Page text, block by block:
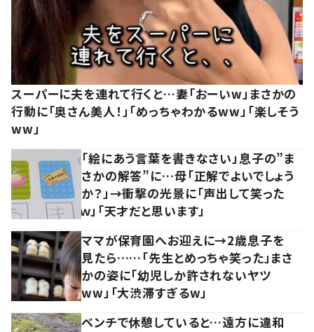
スーパーに夫を連れて行くと…妻「おーいw」まさかの
行動に「奥さん美人！」「めっちゃわかるww」「楽しそう
ww」
「絵にあう言葉を書きなさい」息子の”ま
さかの解答”に…母「正解でよいでしょう
か？」→衝撃の光景に「声出して笑った
ｗ」「天才だと思います」
ママが保育園へお迎えに→2歳息子を
見たら……「先生とめっちゃ笑った」まさ
かの姿に「幼児しか許されないヤツ
ww」「大渋滞すぎるw」
ベンチで休憩していると…遠方に違和